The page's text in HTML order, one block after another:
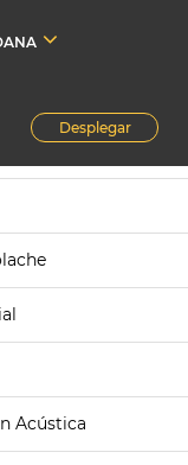
Desplegar
Acústica